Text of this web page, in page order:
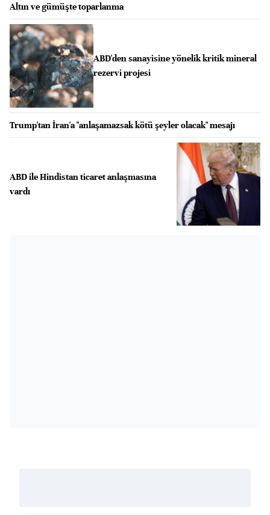
Altın ve gümüşte toparlanma
ABD'den sanayisine yönelik kritik mineral
rezervi projesi
Trump'tan İran'a "anlaşamazsak kötü şeyler olacak" mesajı
ABD ile Hindistan ticaret anlaşmasına
vardı